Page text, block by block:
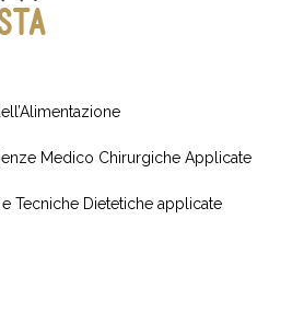
Medico Chirurgiche Applicate
Tecniche Dietetiche applicate